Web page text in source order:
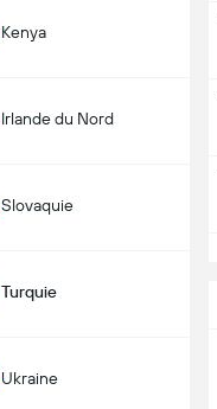
Kenya
Irlande du Nord
Slovaquie
Turquie
Ukraine